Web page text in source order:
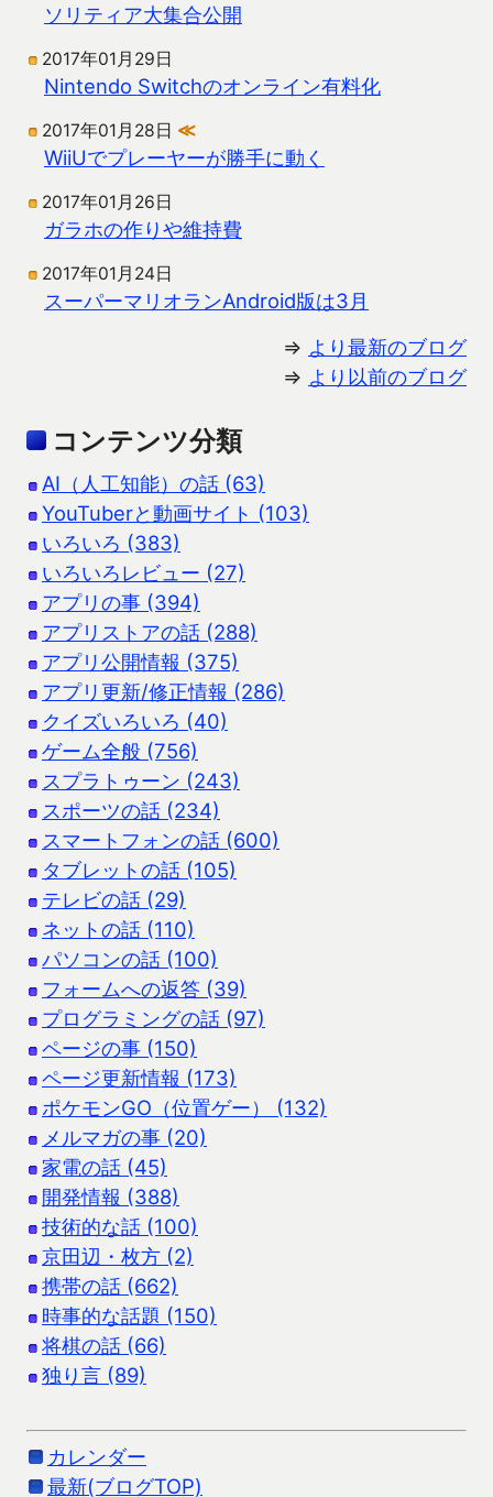
ソリティア大集合公開
2017年01月29日
Nintendo Switchのオンライン有料化
2017年01月28日 ≪
WiiUでプレーヤーが勝手に動く
2017年01月26日
ガラホの作りや維持費
2017年01月24日
スーパーマリオランAndroid版は3月
⇒ より最新のブログ
⇒ より以前のブログ
コンテンツ分類
AI（人工知能）の話 (63)
YouTuberと動画サイト (103)
いろいろ (383)
いろいろレビュー (27)
アプリの事 (394)
アプリストアの話 (288)
アプリ公開情報 (375)
アプリ更新/修正情報 (286)
クイズいろいろ (40)
ゲーム全般 (756)
スプラトゥーン (243)
スポーツの話 (234)
スマートフォンの話 (600)
タブレットの話 (105)
テレビの話 (29)
ネットの話 (110)
パソコンの話 (100)
フォームへの返答 (39)
プログラミングの話 (97)
ページの事 (150)
ページ更新情報 (173)
ポケモンGO（位置ゲー） (132)
メルマガの事 (20)
家電の話 (45)
開発情報 (388)
技術的な話 (100)
京田辺・枚方 (2)
携帯の話 (662)
時事的な話題 (150)
将棋の話 (66)
独り言 (89)
カレンダー
最新(ブログTOP)